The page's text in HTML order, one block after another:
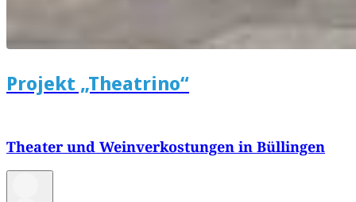
Projekt „Theatrino“
Theater und Weinverkostungen in Büllingen